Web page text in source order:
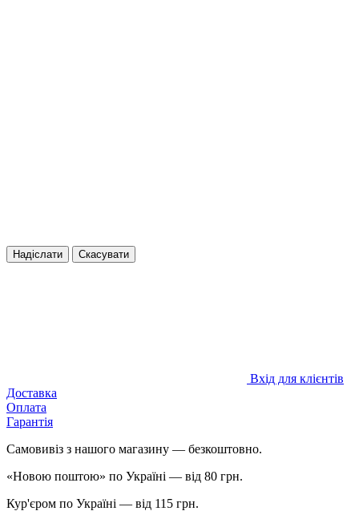
Надіслати Скасувати
Вхід для клієнтів
Доставка
Оплата
Гарантія
Самовивіз з нашого магазину — безкоштовно.
«Новою поштою» по Україні — від 80 грн.
Кур'єром по Україні — від 115 грн.